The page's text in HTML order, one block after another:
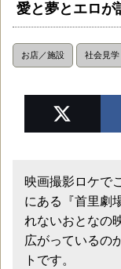
愛と夢とエロが
お店／施設 社会見学
映画撮影ロケで
にある『首里劇
れないおとなの
広がっているの
トです。